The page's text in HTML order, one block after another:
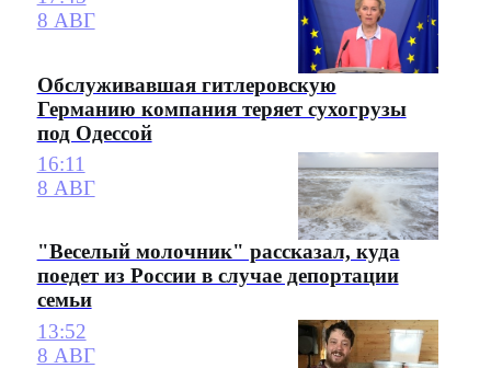
8 АВГ
Обслуживавшая гитлеровскую
Германию компания теряет сухогрузы
под Одессой
16:11
8 АВГ
"Веселый молочник" рассказал, куда
поедет из России в случае депортации
семьи
13:52
8 АВГ